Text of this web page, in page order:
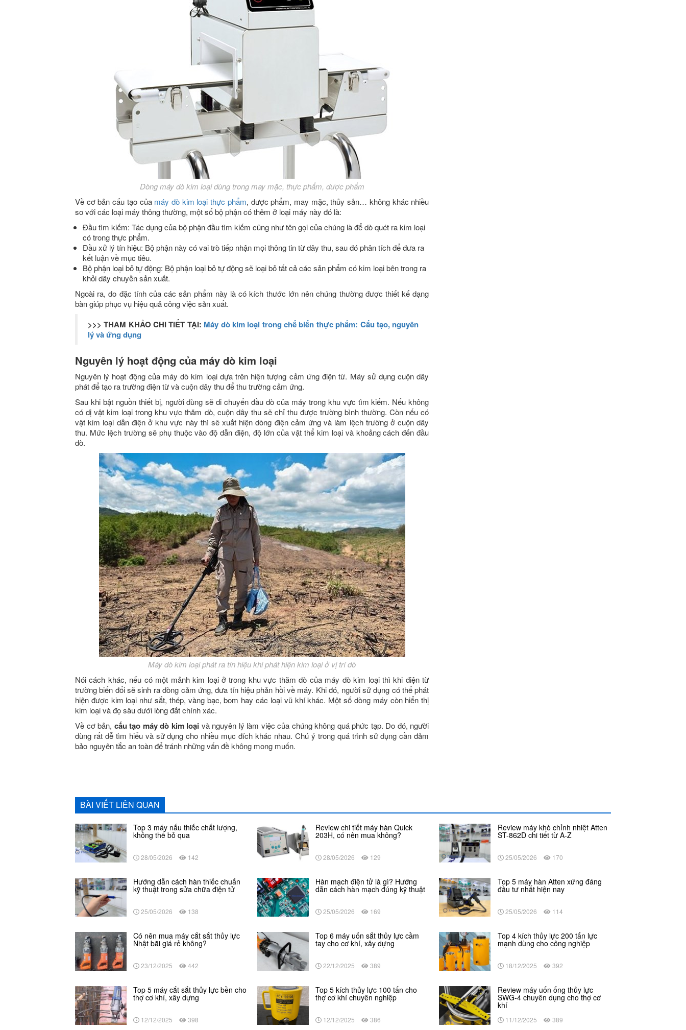
Dòng máy dò kim loại dùng trong may mặc, thực phẩm, dược phẩm
Về cơ bản cấu tạo của máy dò kim loại thực phẩm, dược phẩm, may mặc, thủy sản… không khác nhiều
so với các loại máy thông thường, một số bộ phận có thêm ở loại máy này đó là:
Đầu tìm kiếm: Tác dụng của bộ phận đầu tìm kiếm cũng như tên gọi của chúng là để dò quét ra kim loại
có trong thực phẩm.
Đầu xử lý tín hiệu: Bộ phận này có vai trò tiếp nhận mọi thông tin từ dây thu, sau đó phân tích để đưa ra
kết luận về mục tiêu.
Bộ phận loại bỏ tự động: Bộ phận loại bỏ tự động sẽ loại bỏ tất cả các sản phẩm có kim loại bên trong ra
khỏi dây chuyền sản xuất.
Ngoài ra, do đặc tính của các sản phẩm này là có kích thước lớn nên chúng thường được thiết kế dạng
bàn giúp phục vụ hiệu quả công việc sản xuất.
>>> THAM KHẢO CHI TIẾT TẠI: Máy dò kim loại trong chế biến thực phẩm: Cấu tạo, nguyên
lý và ứng dụng
Nguyên lý hoạt động của máy dò kim loại
Nguyên lý hoạt động của máy dò kim loại dựa trên hiện tượng cảm ứng điện từ. Máy sử dụng cuộn dây
phát để tạo ra trường điện từ và cuộn dây thu để thu trường cảm ứng.
Sau khi bật nguồn thiết bị, người dùng sẽ di chuyển đầu dò của máy trong khu vực tìm kiếm. Nếu không
có dị vật kim loại trong khu vực thăm dò, cuộn dây thu sẽ chỉ thu được trường bình thường. Còn nếu có
vật kim loại dẫn điện ở khu vực này thì sẽ xuất hiện dòng điện cảm ứng và làm lệch trường ở cuộn dây
thu. Mức lệch trường sẽ phụ thuộc vào độ dẫn điện, độ lớn của vật thể kim loại và khoảng cách đến đầu
dò.
Máy dò kim loại phát ra tín hiệu khi phát hiện kim loại ở vị trí dò
Nói cách khác, nếu có một mảnh kim loại ở trong khu vực thăm dò của máy dò kim loại thì khi điện từ
trường biến đổi sẽ sinh ra dòng cảm ứng, đưa tín hiệu phản hồi về máy. Khi đó, người sử dụng có thể phát
hiện được kim loại như sắt, thép, vàng bạc, bom hay các loại vũ khí khác. Một số dòng máy còn hiển thị
kim loại và đọ sâu dưới lòng đất chính xác.
Về cơ bản, cấu tạo máy dò kim loại và nguyên lý làm việc của chúng không quá phức tạp. Do đó, người
dùng rất dễ tìm hiểu và sử dụng cho nhiều mục đích khác nhau. Chú ý trong quá trình sử dụng cần đảm
bảo nguyên tắc an toàn để tránh những vấn đề không mong muốn.
BÀI VIẾT LIÊN QUAN
Top 3 máy nấu thiếc chất lượng,
không thể bỏ qua
28/05/2026 142
Review chi tiết máy hàn Quick
203H, có nên mua không?
28/05/2026 129
Review máy khò chỉnh nhiệt Atten
ST-862D chi tiết từ A-Z
25/05/2026 170
Hướng dẫn cách hàn thiếc chuẩn
kỹ thuật trong sửa chữa điện tử
25/05/2026 138
Hàn mạch điện tử là gì? Hướng
dẫn cách hàn mạch đúng kỹ thuật
25/05/2026 169
Top 5 máy hàn Atten xứng đáng
đầu tư nhất hiện nay
25/05/2026 114
Có nên mua máy cắt sắt thủy lực
Nhật bãi giá rẻ không?
23/12/2025 442
Top 6 máy uốn sắt thủy lực cầm
tay cho cơ khí, xây dựng
22/12/2025 389
Top 4 kích thủy lực 200 tấn lực
mạnh dùng cho công nghiệp
18/12/2025 392
Top 5 máy cắt sắt thủy lực bền cho
thợ cơ khí, xây dựng
12/12/2025 398
Top 5 kích thủy lực 100 tấn cho
thợ cơ khí chuyên nghiệp
12/12/2025 386
Review máy uốn ống thủy lực
SWG-4 chuyên dụng cho thợ cơ
khí
11/12/2025 389